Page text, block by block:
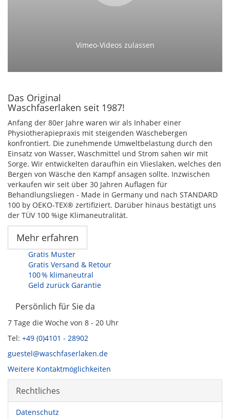
Vimeo-Videos zulassen
Das Original
Waschfaserlaken seit 1987!
Anfang der 80er Jahre waren wir als Inhaber einer
Physiotherapiepraxis mit steigenden Wäschebergen
konfrontiert. Die zunehmende Umweltbelastung durch den
Einsatz von Wasser, Waschmittel und Strom sahen wir mit
Sorge. Wir entwickelten daraufhin ein Vlieslaken, welches den
Bergen von Wäsche den Kampf ansagen sollte. Inzwischen
verkaufen wir seit über 30 Jahren Auflagen für
Behandlungsliegen - Made in Germany und nach STANDARD
100 by OEKO-TEX® zertifiziert. Darüber hinaus bestätigt uns
der TÜV 100 %ige Klimaneutralität.
Mehr erfahren
Gratis Muster
Gratis Versand & Retour
100 % klimaneutral
Geld zurück Garantie
Persönlich für Sie da
7 Tage die Woche von 8 - 20 Uhr
Tel: +49 (0)4101 - 28902
guestel@waschfaserlaken.de
Weitere Kontaktmöglichkeiten
Rechtliches
Datenschutz